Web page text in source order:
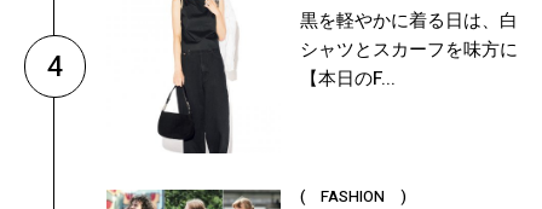
4
黒を軽やかに着る日は、白
シャツとスカーフを味方に
【本日のF...
( FASHION )